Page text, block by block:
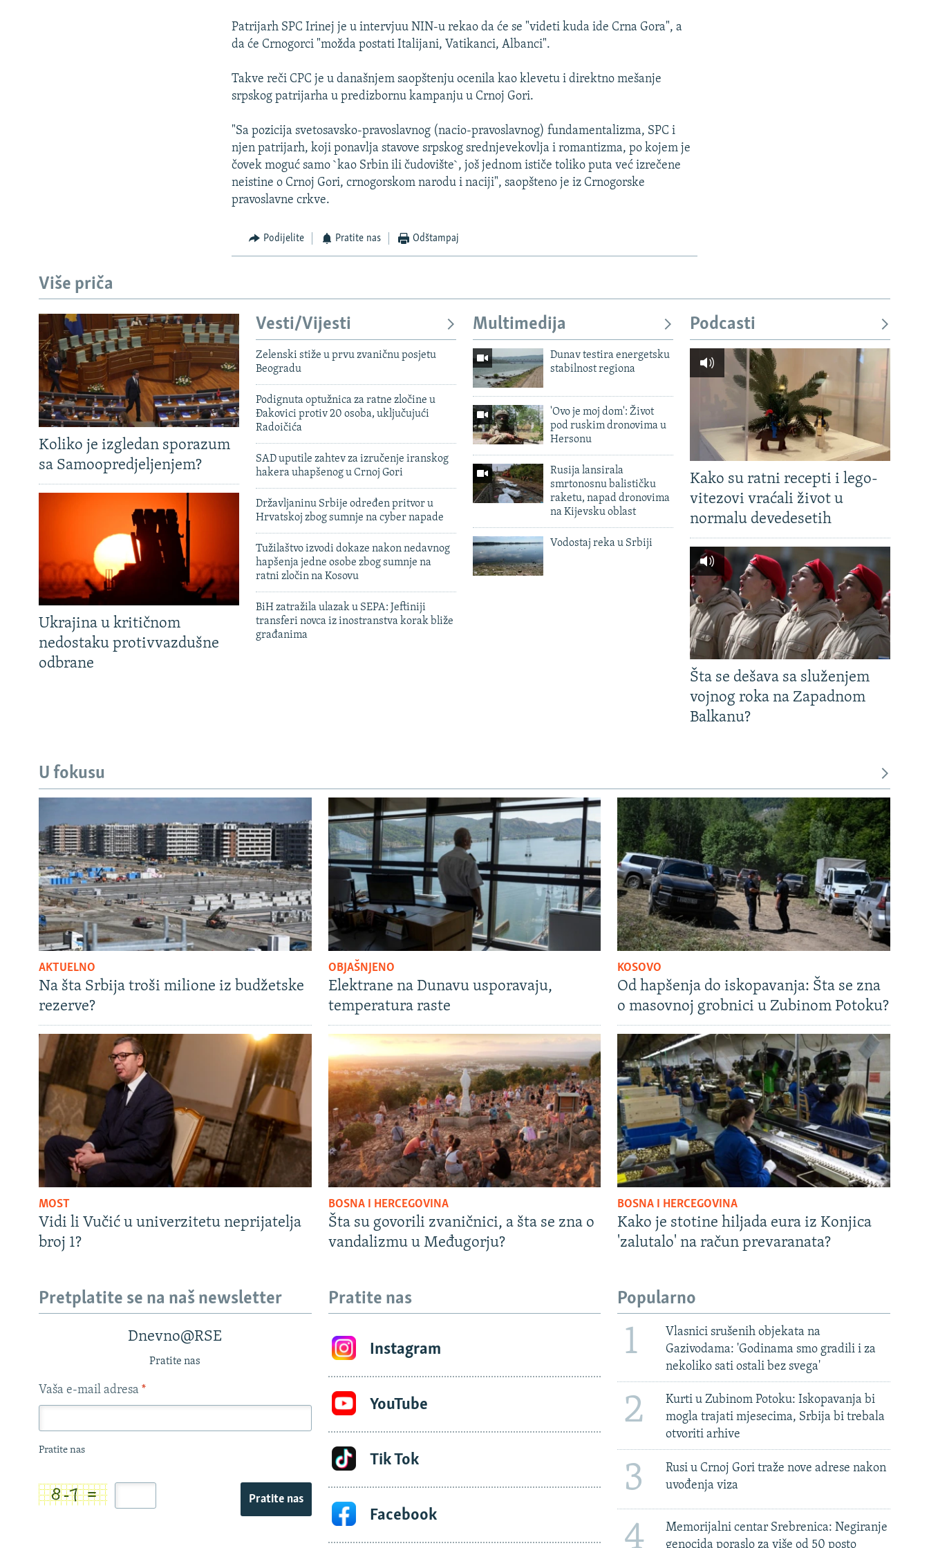
NASTANAK I RASPAD JUGOSLAVIJE
Patrijarh SPC Irinej je u intervjuu NIN-u rekao da će se "videti kuda ide Crna Gora", a
da će Crnogorci "možda postati Italijani, Vatikanci, Albanci".
Takve reči CPC je u današnjem saopštenju ocenila kao klevetu i direktno mešanje
srpskog patrijarha u predizbornu kampanju u Crnoj Gori.
"Sa pozicija svetosavsko-pravoslavnog (nacio-pravoslavnog) fundamentalizma, SPC i
njen patrijarh, koji ponavlja stavove srpskog srednjevekovlja i romantizma, po kojem je
čovek moguć samo `kao Srbin ili čudovište`, još jednom ističe toliko puta već izrečene
neistine o Crnoj Gori, crnogorskom narodu i naciji", saopšteno je iz Crnogorske
pravoslavne crkve.
Podijelite Pratite nas Odštampaj
Više priča
Koliko je izgledan sporazum
sa Samoopredjeljenjem?
Ukrajina u kritičnom
nedostaku protivvazdušne
odbrane
Vesti/Vijesti
Zelenski stiže u prvu zvaničnu posjetu
Beogradu
Podignuta optužnica za ratne zločine u
Đakovici protiv 20 osoba, uključujući
Radoičića
SAD uputile zahtev za izručenje iranskog
hakera uhapšenog u Crnoj Gori
Državljaninu Srbije određen pritvor u
Hrvatskoj zbog sumnje na cyber napade
Tužilaštvo izvodi dokaze nakon nedavnog
hapšenja jedne osobe zbog sumnje na
ratni zločin na Kosovu
BiH zatražila ulazak u SEPA: Jeftiniji
transferi novca iz inostranstva korak bliže
građanima
Multimedija
Dunav testira energetsku
stabilnost regiona
'Ovo je moj dom': Život
pod ruskim dronovima u
Hersonu
Rusija lansirala
smrtonosnu balističku
raketu, napad dronovima
na Kijevsku oblast
Vodostaj reka u Srbiji
Podcasti
Kako su ratni recepti i lego-
vitezovi vraćali život u
normalu devedesetih
Šta se dešava sa služenjem
vojnog roka na Zapadnom
Balkanu?
U fokusu
AKTUELNO
Na šta Srbija troši milione iz budžetske
rezerve?
OBJAŠNJENO
Elektrane na Dunavu usporavaju,
temperatura raste
KOSOVO
Od hapšenja do iskopavanja: Šta se zna
o masovnoj grobnici u Zubinom Potoku?
MOST
Vidi li Vučić u univerzitetu neprijatelja
broj 1?
BOSNA I HERCEGOVINA
Šta su govorili zvaničnici, a šta se zna o
vandalizmu u Međugorju?
BOSNA I HERCEGOVINA
Kako je stotine hiljada eura iz Konjica
'zalutalo' na račun prevaranata?
Pretplatite se na naš newsletter
Dnevno@RSE
Pratite nas
Vaša e-mail adresa *
Pratite nas
Pratite nas
Pratite nas
Instagram
YouTube
Tik Tok
Facebook
Popularno
1
Vlasnici srušenih objekata na
Gazivodama: 'Godinama smo gradili i za
nekoliko sati ostali bez svega'
2
Kurti u Zubinom Potoku: Iskopavanja bi
mogla trajati mjesecima, Srbija bi trebala
otvoriti arhive
3
Rusi u Crnoj Gori traže nove adrese nakon
uvođenja viza
4
Memorijalni centar Srebrenica: Negiranje
genocida poraslo za više od 50 posto